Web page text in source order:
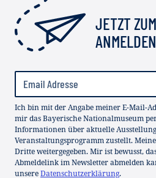
JETZT
ANMELDEN
Ich bin mit der Angabe meiner E-Mail-
mir das Bayerische Nationalmuseum
Informationen über aktuelle
Veranstaltungsprogramm zustellt.
Dritte weitergegeben. Mir ist bewusst,
Abmeldelink im Newsletter abmelden
unsereDatenschutzerklärung.